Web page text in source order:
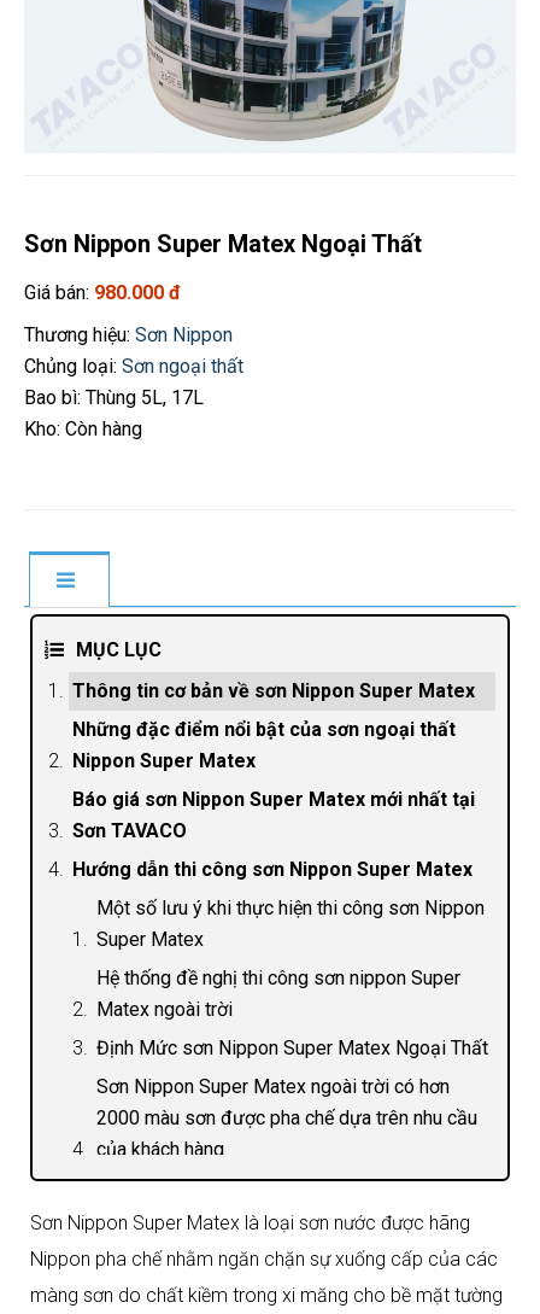
Sơn Nippon Super Matex Ngoại Thất
Giá bán: 980.000 đ
Thương hiệu: Sơn Nippon
Chủng loại: Sơn ngoại thất
Bao bì: Thùng 5L, 17L
Kho: Còn hàng
MỤC LỤC
Thông tin cơ bản về sơn Nippon Super Matex
Những đặc điểm nổi bật của sơn ngoại thất
Nippon Super Matex
Báo giá sơn Nippon Super Matex mới nhất tại
Sơn TAVACO
Hướng dẫn thi công sơn Nippon Super Matex
Một số lưu ý khi thực hiện thi công sơn Nippon
Super Matex
Hệ thống đề nghị thi công sơn nippon Super
Matex ngoài trời
Định Mức sơn Nippon Super Matex Ngoại Thất
Sơn Nippon Super Matex ngoài trời có hơn
2000 màu sơn được pha chế dựa trên nhu cầu
của khách hàng.
Sơn Nippon Super Matex là loại sơn nước được hãng
Nippon pha chế nhằm ngăn chặn sự xuống cấp của các
màng sơn do chất kiềm trong xi măng cho bề mặt tường